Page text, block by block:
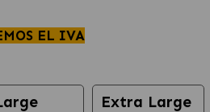
EL IVA
Extra Large